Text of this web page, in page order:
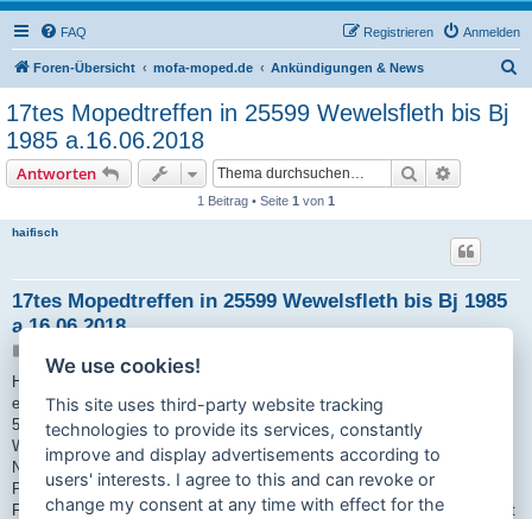
FAQ Anmelden
Registrieren
Foren-Übersicht mofa-moped.de Ankündigungen & News
17tes Mopedtreffen in 25599 Wewelsfleth bis Bj
1985 a.16.06.2018
Antworten Suche
1 Beitrag • Seite 1 von 1
haifisch
17tes Mopedtreffen in 25599 Wewelsfleth bis Bj 1985
a.16.06.2018
Hallo liebe Leute,
es wieder soweit am 16.06.2018 findet unser 17tes Mopedtreffen für
50ccm und 80ccm Maschinen statt.
Wo:In 25599 Wewelsfleth beim Landgasthof Lüders Beginn 10 Uhr.
Neben gemütlichen Klönschnack gibt es wie immer zu humanen
Preisen,Getränke,Grillwurst sowie Kaffee und Kuchen.
Für die ganz frühen Anreiser gibt es wie immer belegte Brötchen und Pott
We use cookies!
This site uses third-party website tracking
technologies to provide its services, constantly
improve and display advertisements according to
users' interests. I agree to this and can revoke or
change my consent at any time with effect for the